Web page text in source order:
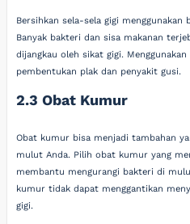
Bersihkan sela-sela gigi menggunakan
Banyak bakteri dan sisa makanan
dijangkau oleh sikat gigi.
pembentukan plak dan penyakit gusi.
2.3 Obat Kumur
Obat kumur bisa menjadi tambahan
mulut Anda. Pilih obat kumur yang
membantu mengurangi bakteri di
kumur tidak dapat menggantikan
gigi.